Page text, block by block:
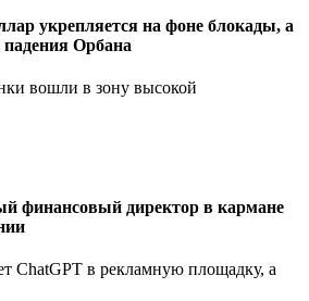
укрепляется на фоне блокады, а
падения Орбана
вошли в зону высокой
финансовый директор в кармане
ChatGPT в рекламную площадку, а